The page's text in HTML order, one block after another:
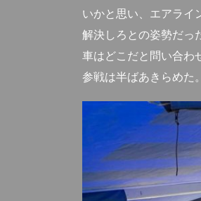
いかと思い、エアライ
解決しろとの姿勢だっ
車はどこだと問い合わ
参戦は半ばあきらめた。